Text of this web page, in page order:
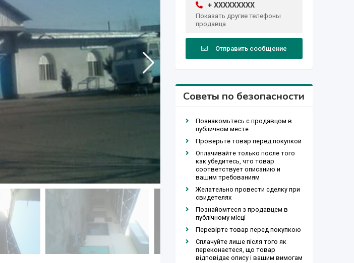
+ XXXXXXXXX
Показать другие телефоны
продавца
Отправить сообщение
Советы по безопасности
Познакомьтесь с продавцом в
публичном месте
Проверьте товар перед покупкой
Оплачивайте только после того
как убедитесь, что товар
соответствует описанию и
вашим требованиям
Желательно провести сделку при
свидетелях
Познайомтеся з продавцем в
публічному місці
Перевірте товар перед покупкою
Сплачуйте лише після того як
переконаєтеся, що товар
відповідає опису і вашим вимогам